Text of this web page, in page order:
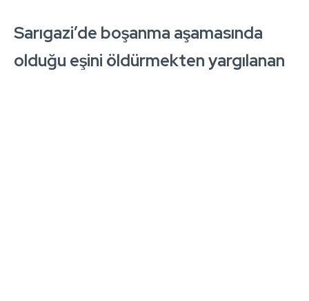
Sarıgazi’de boşanma aşamasında
olduğu eşini öldürmekten yargılanan